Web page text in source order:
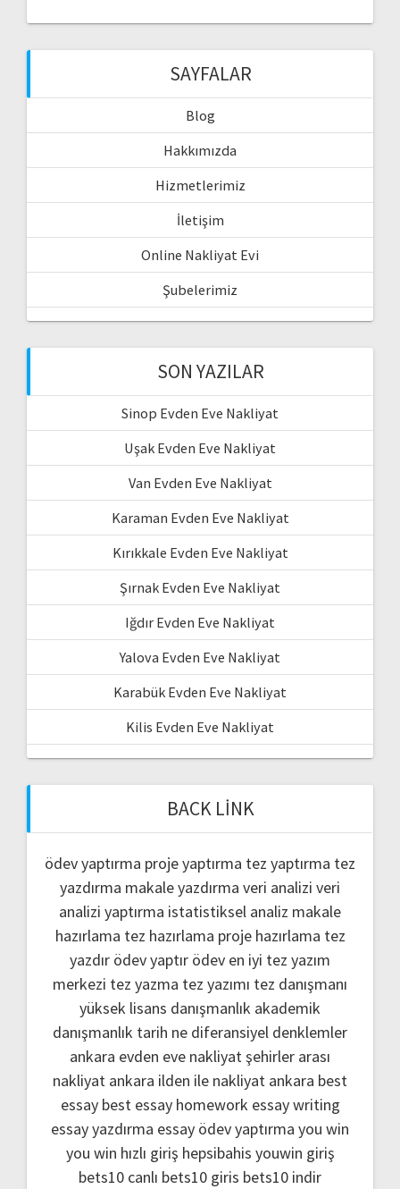
SAYFALAR
Blog
Hakkımızda
Hizmetlerimiz
İletişim
Online Nakliyat Evi
Şubelerimiz
SON YAZILAR
Sinop Evden Eve Nakliyat
Uşak Evden Eve Nakliyat
Van Evden Eve Nakliyat
Karaman Evden Eve Nakliyat
Kırıkkale Evden Eve Nakliyat
Şırnak Evden Eve Nakliyat
Iğdır Evden Eve Nakliyat
Yalova Evden Eve Nakliyat
Karabük Evden Eve Nakliyat
Kilis Evden Eve Nakliyat
BACK LINK
ödev yaptırma proje yaptırma tez yaptırma tez
yazdırma makale yazdırma veri analizi veri
analizi yaptırma istatistiksel analiz makale
hazırlama tez hazırlama proje hazırlama tez
yazdır ödev yaptır ödev en iyi tez yazım
merkezi tez yazma tez yazımı tez danışmanı
yüksek lisans danışmanlık akademik
danışmanlık tarih ne diferansiyel denklemler
ankara evden eve nakliyatşehirler arası
nakliyat ankara ilden ile nakliyat ankara best
essay best essay homework essay writing
essay yazdırma essay ödev yaptırma you win
you win hızlı giriş hepsibahis youwin giriş
bets10 canlı bets10 giris bets10 indir